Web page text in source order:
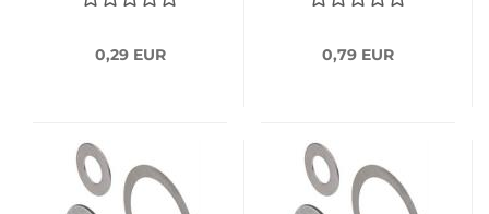
0,29 EUR 0,79 EUR